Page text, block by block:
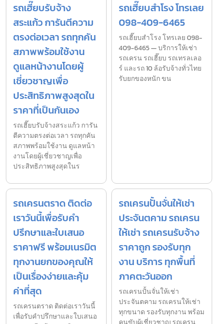
รถเฮี๊ยบรับจ้าง
สระแก้ว การันตีความ
ตรงต่อเวลา รถทุกคัน
สภาพพร้อมใช้งาน
ดูแลหน้างานโดยผู้
เชี่ยวชาญเพื่อ
ประสิทธิภาพสูงสุดใน
ราคาที่เป็นกันเอง
รถเฮี๊ยบรับจ้างสระแก้ว การัน
ตีความตรงต่อเวลา รถทุกคัน
สภาพพร้อมใช้งาน ดูแลหน้า
งานโดยผู้เชี่ยวชาญเพื่อ
ประสิทธิภาพสูงสุดในร
รถเฮี๊ยบสำโรง โทรเลย
098-409-6465
รถเฮี๊ยบสำโรง โทรเลย 098-
409-6465 — บริการให้เช่า
รถเครน รถเฮี๊ยบ รถเทรลเลอ
ร์ และรถ 10 ล้อรับจ้างทั่วไทย
รับยกของหนัก ขน
รถเครนตราด ติดต่อ
เราวันนี้เพื่อรับคำ
ปรึกษาและใบเสนอ
ราคาฟรี พร้อมเนรมิต
ทุกงานยกของคุณให้
เป็นเรื่องง่ายและคุ้ม
ค่าที่สุด
รถเครนตราด ติดต่อเราวันนี้
เพื่อรับคำปรึกษาและใบเสนอ
รถเครนปั้นจั่นให้เช่า
ประจันตคาม รถเครน
ให้เช่า รถเครนรับจ้าง
ราคาถูก รองรับทุก
งาน บริการ ทุกพื้นที่
ภาคตะวันออก
รถเครนปั้นจั่นให้เช่า
ประจันตคาม รถเครนให้เช่า
ทุกขนาด รองรับทุกงาน พร้อม